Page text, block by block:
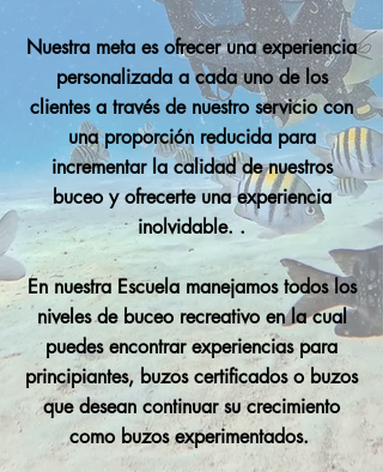
Nuestra meta es ofrecer una experiencia
personalizada a cada uno de los
clientes a través de nuestro servicio con
una proporción reducida para
incrementar la calidad de nuestros
buceo y ofrecerte una experiencia
inolvidable. .
En nuestra Escuela manejamos todos los
niveles de buceo recreativo en la cual
puedes encontrar experiencias para
principiantes, buzos certificados o buzos
que desean continuar su crecimiento
como buzos experimentados.